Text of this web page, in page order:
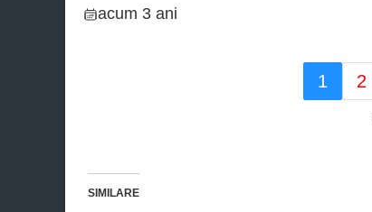
acum 3 ani
1 2
SIMILARE